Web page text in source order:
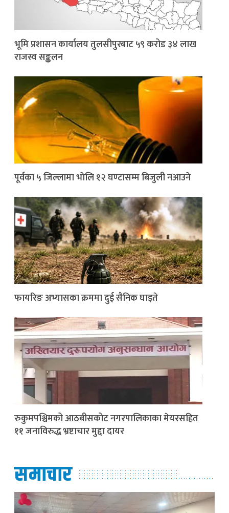
भूमि प्रशासन कार्यालय तुलसीपुरबाट ५९ करोड ३४ लाख
राजस्व सङ्कलन
पूर्वका ५ जिल्लामा भाेलि १२ घण्टासम्म बिजुली नआउने
फायरिङ अभ्यासका क्रममा दुई सैनिक घाइते
रुकुमपश्चिमको आठबीसकोट नगरपालिकाका मेयरसहित
११ जनाविरुद्ध भ्रष्टाचार मुद्दा दायर
समाचार